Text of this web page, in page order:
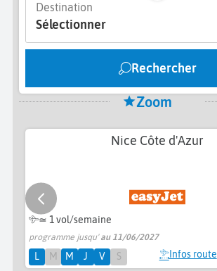
Destination
Sélectionner
Rechercher
Zoom
Nice Côte d'Azur
≃ 1 vol/semaine
programme jusqu'au 11/06/2027
L M M J V S Infos route